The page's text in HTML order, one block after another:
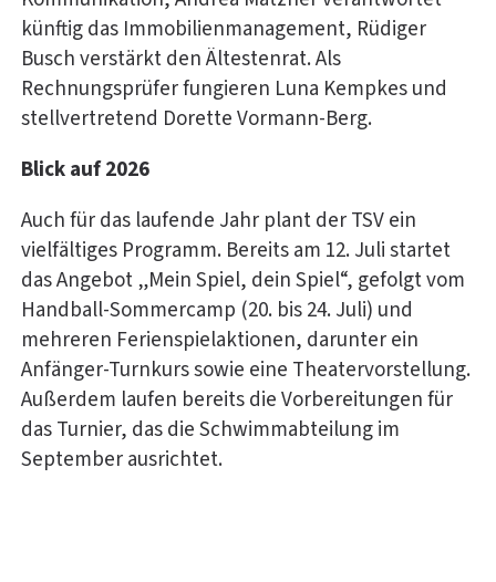
künftig das Immobilienmanagement, Rüdiger
Busch verstärkt den Ältestenrat. Als
Rechnungsprüfer fungieren Luna Kempkes und
stellvertretend Dorette Vormann-Berg.
Blick auf 2026
Auch für das laufende Jahr plant der TSV ein
vielfältiges Programm. Bereits am 12. Juli startet
das Angebot „Mein Spiel, dein Spiel“, gefolgt vom
Handball-Sommercamp (20. bis 24. Juli) und
mehreren Ferienspielaktionen, darunter ein
Anfänger-Turnkurs sowie eine Theatervorstellung.
Außerdem laufen bereits die Vorbereitungen für
das Turnier, das die Schwimmabteilung im
September ausrichtet.